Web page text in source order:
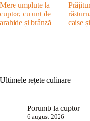
Mere umplute la
cuptor, cu unt de
arahide și brânză
caise
Ultimele rețete culinare
Porumb la cuptor
6 august 2026